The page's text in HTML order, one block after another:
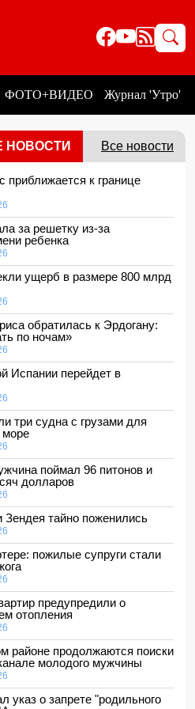
ФОТО+ВИДЕО Журнал 'Утро'
НОВОСТИ Все новости
приближается к границе
за решетку из-за
ребенка
ущерб в размере 800 млрд
обратилась к Эрдогану:
по ночам»
Испании перейдет в
три судна с грузами для
поймал 96 питонов и
долларов
тайно поженились
пожилые супруги стали
предупредили о
отопления
районе продолжаются поиски
молодого мужчины
указ о запрете "родильного